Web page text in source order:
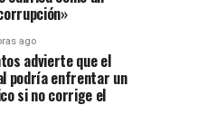
ago
advierte que el
podría enfrentar un
si no corrige el